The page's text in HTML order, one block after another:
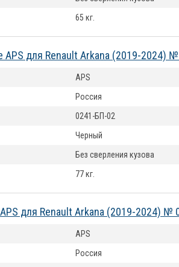
65 кг.
APS для Renault Arkana (2019-2024)
APS
Россия
0241-БП-02
Черный
Без сверления кузова
77 кг.
для Renault Arkana (2019-2024) №
APS
Россия